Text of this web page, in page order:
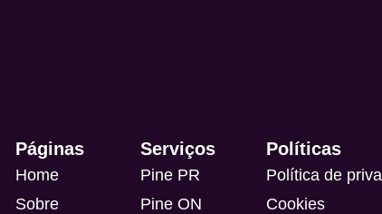
Páginas
Home
Sobre
Serviços
Pine PR
Pine ON
Políticas
Política de
Cookies